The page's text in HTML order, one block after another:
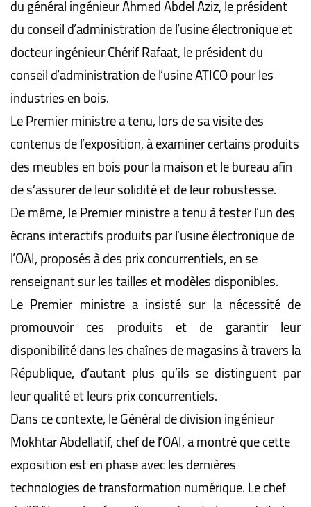
du général ingénieur Ahmed Abdel Aziz, leprésident
du conseil d’administration de l’usine électronique et
docteur ingénieur Chérif Rafaat, le président du
conseil d’administration de l’usine ATICO pour les
industries en bois.
Le Premier ministre a tenu, lors de sa visite des
contenus de l’exposition, à examiner certains produits
des meubles en bois pour la maison et le bureau afin
de s’assurer de leur solidité et de leur robustesse.
De même, le Premier ministre a tenu à tester l’un des
écrans interactifs produits par l’usine électronique de
l’OAI, proposés à des prix concurrentiels, en se
renseignant sur les tailles et modèles disponibles.
Le Premier ministre a insisté sur la nécessité de
promouvoir ces produits et de garantir leur
disponibilité dans les chaînes de magasins à travers la
République, d’autant plus qu’ils se distinguent par
leur qualité et leurs prix concurrentiels.
Dans ce contexte, le Général de division ingénieur
Mokhtar Abdellatif, chef de l’OAI, a montré que cette
exposition est en phase avec les dernières
technologies de transformation numérique. Le chef